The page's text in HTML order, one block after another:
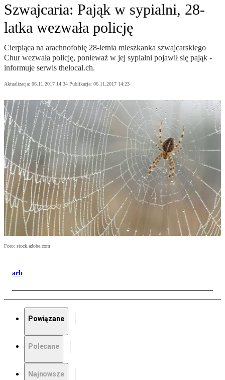
Szwajcaria: Pająk w sypialni, 28-
latka wezwała policję
Cierpiąca na arachnofobię 28-letnia mieszkanka szwajcarskiego
Chur wezwała policję, ponieważ w jej sypialni pojawił się pająk -
informuje serwis thelocal.ch.
Aktualizacja: 06.11.2017 14:34 Publikacja: 06.11.2017 14:23
Foto: stock.adobe.com
arb
Powiązane
Polecane
Najnowsze